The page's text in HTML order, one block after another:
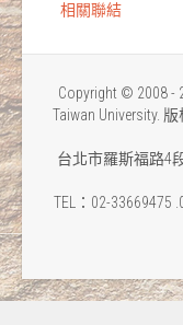
相關聯結
Copyright © 2008 -
Taiwan University.
台北市羅斯福路4段
TEL：02-33669475